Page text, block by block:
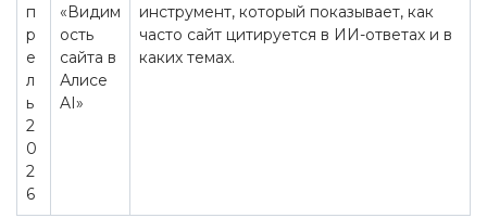
п
р
е
л
ь
2
0
2
6
«Видим
ость
сайта в
Алисе
AI»
инструмент, который показывает, как
часто сайт цитируется в ИИ-ответах и в
каких темах.